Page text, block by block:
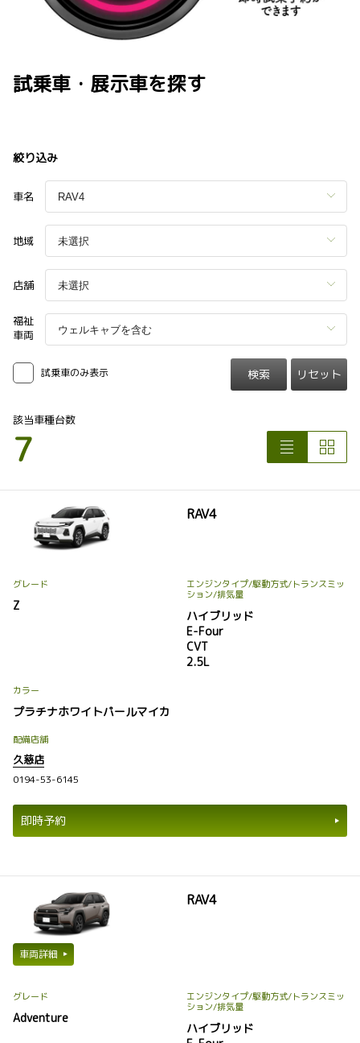
試乗車・展示車を探す
絞り込み
車名
地域
店舗
福祉
車両
試乗車のみ表示 検索 リセット
該当車種台数
7
RAV4
グレード
Z
エンジンタイプ/駆動方式/トランスミッ
ション/排気量
ハイブリッド
E-Four
CVT
2.5L
カラー
プラチナホワイトパールマイカ
配備店舗
久慈店
0194-53-6145
即時予約
RAV4
車両詳細
グレード
Adventure
エンジンタイプ/駆動方式/トランスミッ
ション/排気量
ハイブリッド